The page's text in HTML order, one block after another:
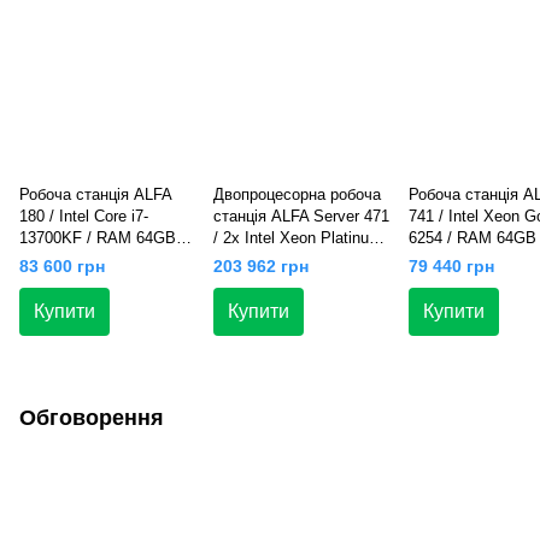
Робоча станція ALFA
180 / Intel Core i7-
13700KF / RAM 64GB /
SSD 1 TB / GeForce
RTX 3050 8GB
83 600 грн
Купити
Двопроцесорна робоча
станція ALFA Server 471
/ 2x Intel Xeon Platinum
8268 / RAM 256GB /
SSD 2TB / GeForce
RTX 5060 8GB
203 962 грн
Купити
Робоча станція
741 / Intel Xeon
6254 / RAM
500GB / HDD
NVIDIA Quadro
16GB
79 440 грн
Купити
Обговорення